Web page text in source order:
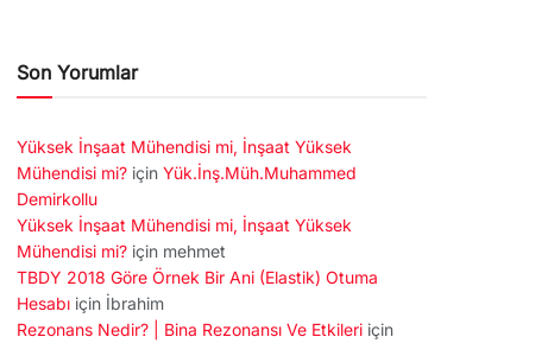
Son Yorumlar
Yüksek İnşaat Mühendisi mi, İnşaat Yüksek
Mühendisi mi? için Yük.İnş.Müh.Muhammed
Demirkollu
Yüksek İnşaat Mühendisi mi, İnşaat Yüksek
Mühendisi mi? için mehmet
TBDY 2018 Göre Örnek Bir Ani (Elastik) Otuma
Hesabı için İbrahim
Rezonans Nedir? | Bina Rezonansı Ve Etkileri için